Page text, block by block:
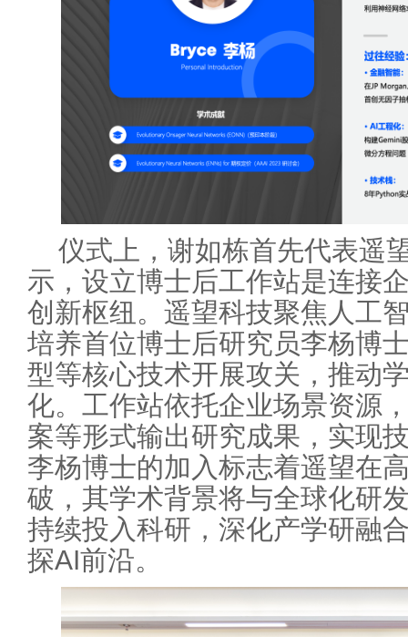
仪式上，谢如栋首先代表遥
示，设立博士后工作站是连接
创新枢纽。遥望科技聚焦人工
培养首位博士后研究员李杨博
型等核心技术开展攻关，推动
化。工作站依托企业场景资源
案等形式输出研究成果，实现
李杨博士的加入标志着遥望在
破，其学术背景将与全球化研
持续投入科研，深化产学研融
探AI前沿。